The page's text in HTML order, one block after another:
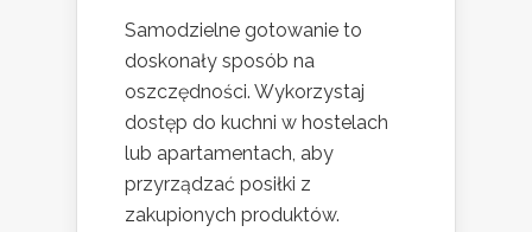
Samodzielne gotowanie to
doskonały sposób na
oszczędności. Wykorzystaj
dostęp do kuchni w hostelach
lub apartamentach, aby
przyrządzać posiłki z
zakupionych produktów.